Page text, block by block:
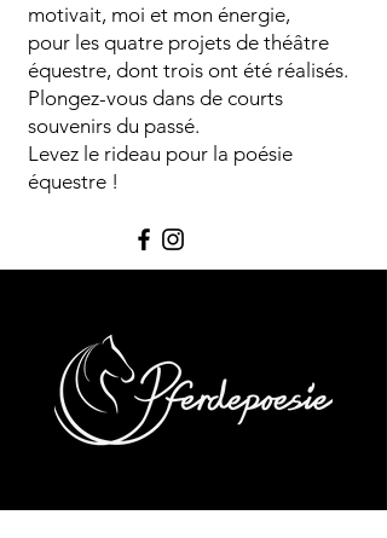
motivait, moi et mon énergie,
pour les quatre projets de théâtre
équestre, dont trois ont été réalisés.
Plongez-vous dans de courts
souvenirs du passé.
Levez le rideau pour la poésie
équestre !